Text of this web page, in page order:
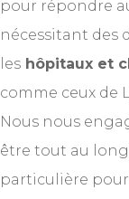
pour répondre
nécessitant des
les hôpitaux et
comme ceux de
Nous nous
être tout au
particulière